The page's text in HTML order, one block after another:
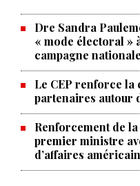
Dre Sandra
« mode électoral »
campagne
Le CEP renforce la
partenaires autour
Renforcement de
premier ministre
d’affaires
La Chambre
l'industrie